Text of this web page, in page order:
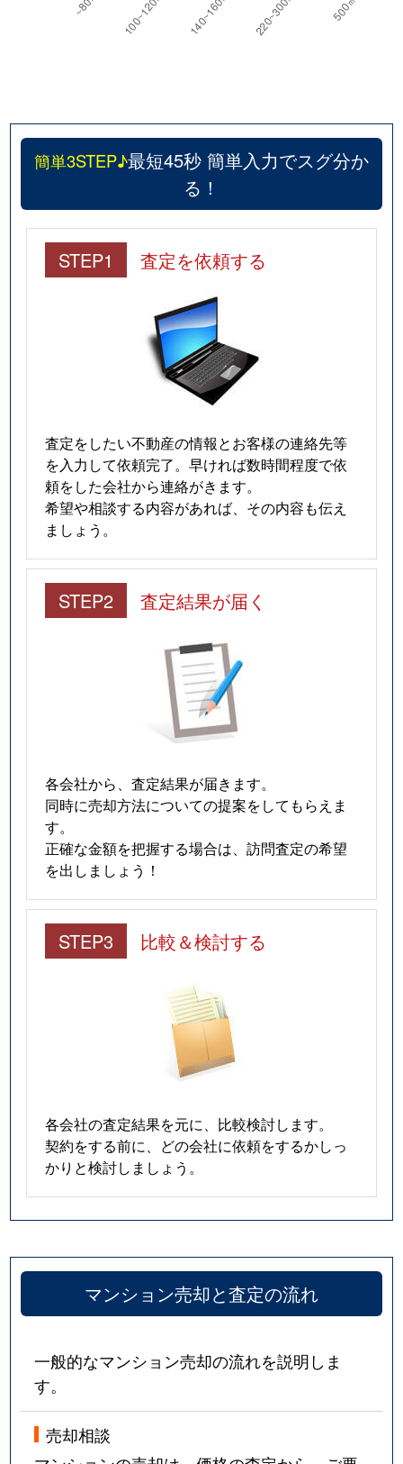
簡単3STEP♪最短45秒 簡単入力でスグ分か
る！
STEP1 査定を依頼する
査定をしたい不動産の情報とお客様の連絡先等
を入力して依頼完了。早ければ数時間程度で依
頼をした会社から連絡がきます。
希望や相談する内容があれば、その内容も伝え
ましょう。
STEP2 査定結果が届く
各会社から、査定結果が届きます。
同時に売却方法についての提案をしてもらえま
す。
正確な金額を把握する場合は、訪問査定の希望
を出しましょう！
STEP3 比較＆検討する
各会社の査定結果を元に、比較検討します。
契約をする前に、どの会社に依頼をするかしっ
かりと検討しましょう。
マンション売却と査定の流れ
一般的なマンション売却の流れを説明しま
す。
売却相談